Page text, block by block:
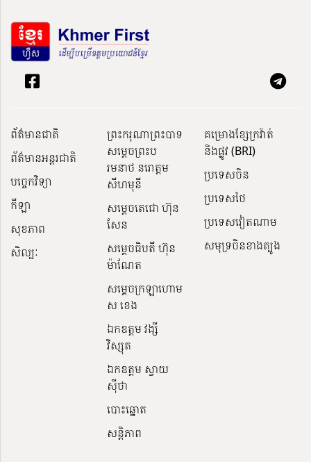
ព័ត៌មានជាតិ
ព័ត៌មានអន្តរជាតិ
បច្ចេកវិទ្យា
កីឡា
សុខភាព
សិល្បៈ
ព្រះករុណាព្រះបាទ
សម្តេចព្រះប
រមនាថ នរោត្តម
សីហមុនី
សម្តេចតេជោ ហ៊ុន
សែន
សម្ដេចធិបតី ហ៊ុន
ម៉ាណែត
សម្ដេចក្រឡាហោម
ស ខេង
ឯកឧត្តម វង្សី
វិស្សុត
ឯកឧត្តម ស្វាយ
ស៊ីថា
បោះឆ្នោត
សន្តិភាព
គម្រោងខ្សែក្រវ៉ាត់
និងផ្លូវ (BRI)
ប្រទេសចិន
ប្រទេសថៃ
ប្រទេសវៀតណាម
សមុទ្រចិនខាងត្បូង